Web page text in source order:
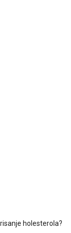
holesterola?